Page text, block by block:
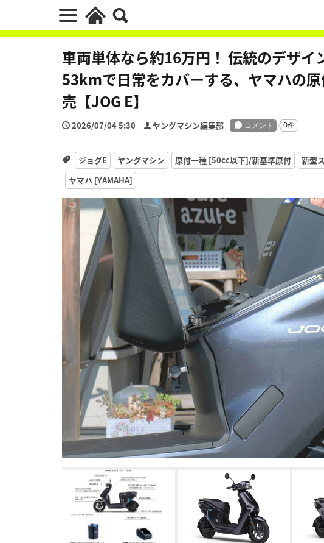
車両単体なら約16万円！ 伝統のデザイ
53kmで日常をカバーする、ヤマハの
売【JOG E】
2026/07/04 5:30 ヤングマシン編集部
ジョグE ヤングマシン 原付一種 [50cc以下]/新基準原付 新型
ヤマハ [YAMAHA]